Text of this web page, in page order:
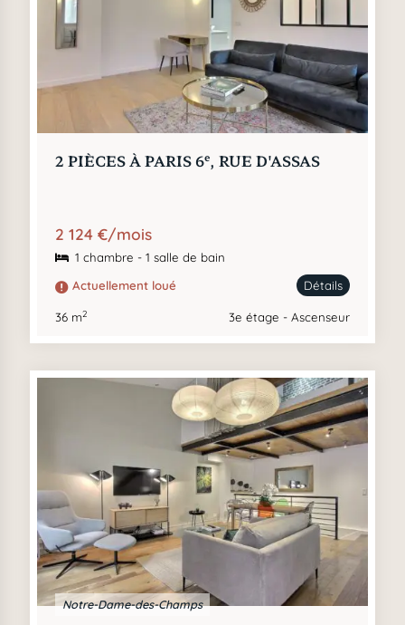
2 PIÈCES À PARIS 6e, RUE D'ASSAS
2 124 €/mois
1 chambre - 1 salle de bain
Actuellement loué
Détails
36 m2 3e étage - Ascenseur
Notre-Dame-des-Champs